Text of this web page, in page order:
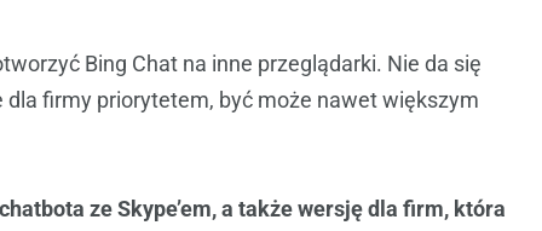
Bing Chat na inne przeglądarki. Nie da się
firmy priorytetem, być może nawet większym
ze Skype’em, a także wersję dla firm, która